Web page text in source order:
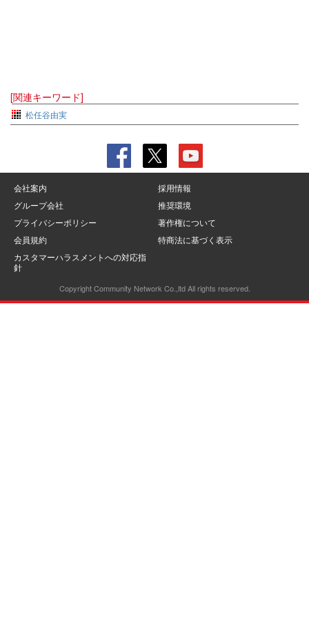
[関連キーワード]
松任谷由実
会社案内
採用情報
グループ会社
推奨環境
プライバシーポリシー
著作権について
会員規約
特商法に基づく表示
カスタマーハラスメントへの対応指
針
Copyright Community Network Co.,ltd All rights reserved.